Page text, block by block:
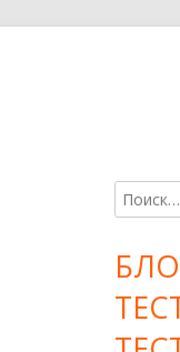
Н
а
й
т
и
: